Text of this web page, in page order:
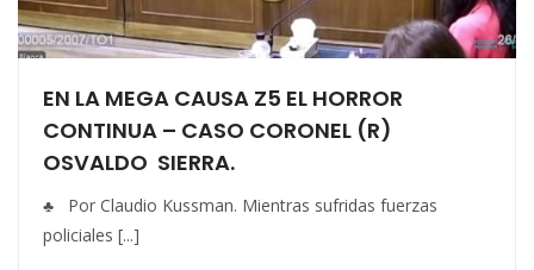
EN LA MEGA CAUSA Z5 EL HORROR
CONTINUA – CASO CORONEL (R)
OSVALDO SIERRA.
♣ Por Claudio Kussman. Mientras sufridas fuerzas
policiales [...]